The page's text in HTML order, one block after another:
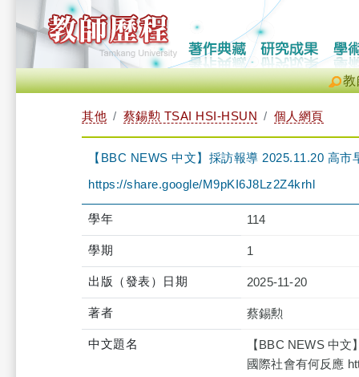
教
其他 蔡錫勲 TSAI HSI-HSUN 個人網頁
【BBC NEWS 中文】採訪報導 2025.11.20 高
https://share.google/M9pKI6J8Lz2Z4krhl
學年 114
學期 1
出版（發表）日期 2025-11-20
著者 蔡錫勲
中文題名
【BBC NEWS 中
國際社會有何反應